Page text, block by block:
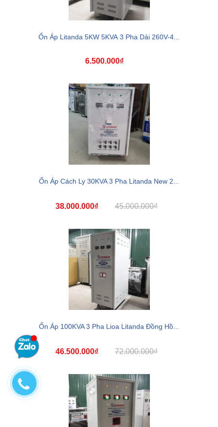
Ổn Áp Litanda 5KW 5KVA 3 Pha Dải 260V-4...
6.500.000₫
Ổn Áp Cách Ly 30KVA 3 Pha Litanda New 2...
38.000.000₫ 45.000.000₫
Ổn Áp 100KVA 3 Pha Lioa Litanda Đồng Hồ...
46.500.000₫ 72.000.000₫